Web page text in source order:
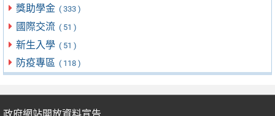
獎助學金 ( 333 )
國際交流 ( 51 )
新生入學 ( 51 )
防疫專區 ( 118 )